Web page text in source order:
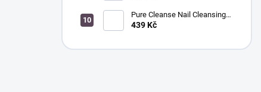
Pure Cleanse Nail Cleansing
Spray 120ml - MORGAN
439 Kč